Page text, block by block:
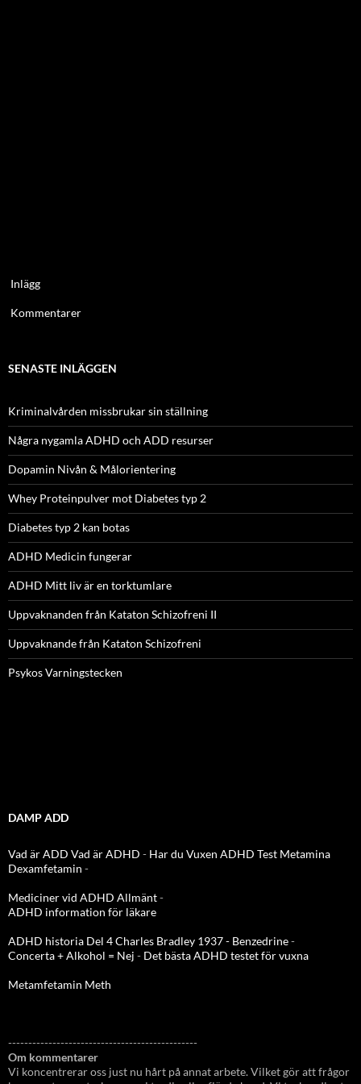
Inlägg
Kommentarer
SENASTE INLÄGGEN
Kriminalvården missbrukar sin ställning
Några nygamla ADHD och ADD resurser
Dopamin Nivån & Målorientering
Whey Proteinpulver mot Diabetes typ 2
Diabetes typ 2 kan botas
ADHD Medicin fungerar
ADHD Mitt liv är en torktumlare
Uppvaknanden från Kataton Schizofreni II
Uppvaknande från Kataton Schizofreni
Psykos Varningstecken
DAMP ADD
Vad är ADD Vad är ADHD - Har du Vuxen ADHD Test Metamina
Dexamfetamin -
Mediciner vid ADHD Allmänt-
ADHD information för läkare
ADHD historia Del 4 Charles Bradley 1937 - Benzedrine-
Concerta + Alkohol = Nej - Det bästa ADHD testet för vuxna
Metamfetamin Meth
-----------------------------------------------
Om kommentarer
Vi koncentrerar oss just nu hårt på annat arbete. Vilket gör att frågor